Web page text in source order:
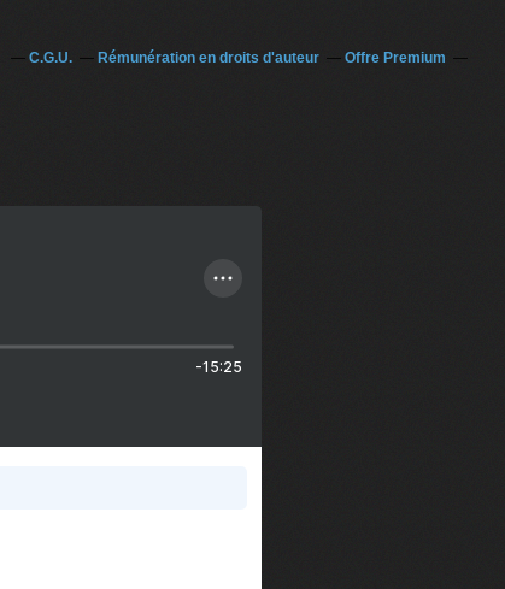
C.G.U. Rémunération en droits d'auteur
Offre Premium
-15:25